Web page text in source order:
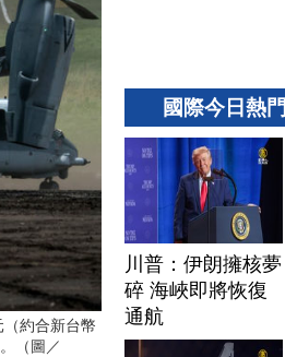
約合新台幣
（圖／
國際今日熱門
川普：伊朗擁核夢
碎 海峽即將恢復
通航